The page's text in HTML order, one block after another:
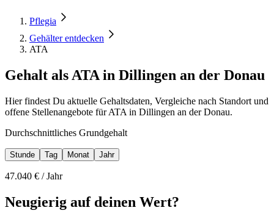
Pflegia
Gehälter entdecken
ATA
Gehalt als ATA in Dillingen an der Donau
Hier findest Du aktuelle Gehaltsdaten, Vergleiche nach Standort und
offene Stellenangebote für ATA in Dillingen an der Donau.
Durchschnittliches Grundgehalt
Stunde Tag Monat Jahr
47.040 € /Jahr
Neugierig auf deinen Wert?